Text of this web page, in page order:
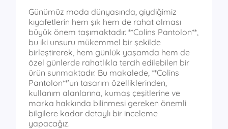
Günümüz moda dünyasında, giydiğimiz
kıyafetlerin hem şık hem de rahat olması
büyük önem taşımaktadır. **Colins Pantolon**,
bu iki unsuru mükemmel bir şekilde
birleştirerek, hem günlük yaşamda hem de
özel günlerde rahatlıkla tercih edilebilen bir
ürün sunmaktadır. Bu makalede, **Colins
Pantolon**’un tasarım özelliklerinden,
kullanım alanlarına, kumaş çeşitlerine ve
marka hakkında bilinmesi gereken önemli
bilgilere kadar detaylı bir inceleme
yapacağız.